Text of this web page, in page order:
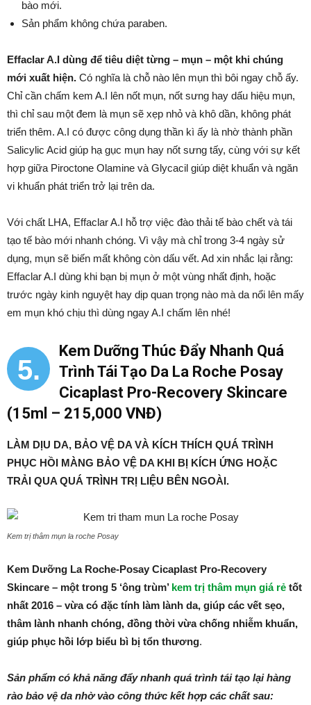
bào mới.
Sản phẩm không chứa paraben.
Effaclar A.I dùng để tiêu diệt từng – mụn – một khi chúng
mới xuất hiện. Có nghĩa là chỗ nào lên mụn thì bôi ngay chỗ ấy.
Chỉ cần chấm kem A.I lên nốt mụn, nốt sưng hay dấu hiệu mụn,
thì chỉ sau một đem là mụn sẽ xẹp nhỏ và khô dần, không phát
triển thêm. A.I có được công dụng thần kì ấy là nhờ thành phần
Salicylic Acid giúp hạ gục mụn hay nốt sưng tấy, cùng với sự kết
hợp giữa Piroctone Olamine và Glycacil giúp diệt khuẩn và ngăn
vi khuẩn phát triển trở lại trên da.
Với chất LHA, Effaclar A.I hỗ trợ việc đào thải tế bào chết và tái
tạo tế bào mới nhanh chóng. Vì vậy mà chỉ trong 3-4 ngày sử
dụng, mụn sẽ biến mất không còn dấu vết. Ad xin nhắc lại rằng:
Effaclar A.I dùng khi bạn bị mụn ở một vùng nhất định, hoặc
trước ngày kinh nguyệt hay dịp quan trọng nào mà da nổi lên mấy
em mụn khó chịu thì dùng ngay A.I chấm lên nhé!
5.
Kem Dưỡng Thúc Đẩy Nhanh Quá
Trình Tái Tạo Da La Roche Posay
Cicaplast Pro-Recovery Skincare
(15ml – 215,000 VNĐ)
LÀM DỊU DA, BẢO VỆ DA VÀ KÍCH THÍCH QUÁ TRÌNH
PHỤC HỒI MÀNG BẢO VỆ DA KHI BỊ KÍCH ỨNG HOẶC
TRẢI QUA QUÁ TRÌNH TRỊ LIỆU BÊN NGOÀI.
Kem trị thâm mụn la roche Posay
Kem Dưỡng La Roche-Posay Cicaplast Pro-Recovery
Skincare – một trong 5 ‘ông trùm’ kem trị thâm mụn giá rẻ tốt
nhất 2016 – vừa có đặc tính làm lành da, giúp các vết sẹo,
thâm lành nhanh chóng, đồng thời vừa chống nhiễm khuẩn,
giúp phục hồi lớp biểu bì bị tổn thương.
Sản phẩm có khả năng đẩy nhanh quá trình tái tạo lại hàng
rào bảo vệ da nhờ vào công thức kết hợp các chất sau: